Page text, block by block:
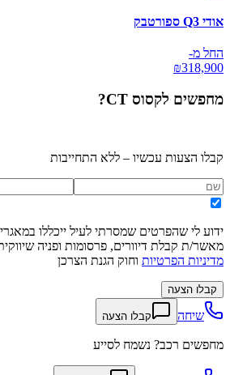
אודי Q3 ספורטבק
החל מ-
₪318,900
מחפשים לקסוס CT ?
קבלו הצעות עכשיו – ללא התחייבות
ידוע לי שהפרטים שמסרתי לעיל ייכללו
מאשר/ת קבלת דיוורים, פרסומות ופניה
מדיניות הפרטיות וחוק הגנת הצרכן
קבלו הצעה
שיחה קבלו הצעה
מחפשים רכב? נשמח לסייע